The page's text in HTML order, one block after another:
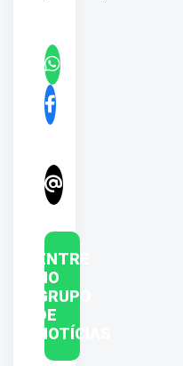
ENTRE
NO
GRUPO
DE
NOTÍCIAS